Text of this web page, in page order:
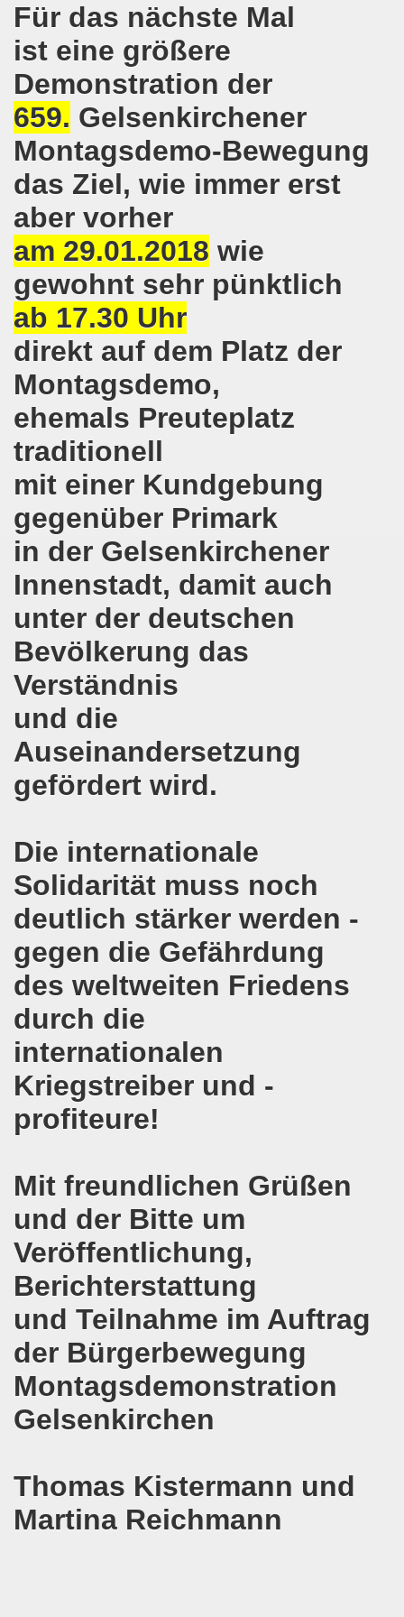
Für das nächste Mal
ist eine größere
Demonstration der
659. Gelsenkirchener
Montagsdemo-Bewegung
das Ziel, wie immer erst
aber vorher
am 29.01.2018 wie
gewohnt sehr pünktlich
ab 17.30 Uhr
direkt auf dem Platz der
Montagsdemo,
ehemals Preuteplatz
traditionell
mit einer Kundgebung
gegenüber Primark
in der Gelsenkirchener
Innenstadt, damit auch
unter der deutschen
Bevölkerung das
Verständnis
und die
Auseinandersetzung
gefördert wird.
Die internationale
Solidarität muss noch
deutlich stärker werden -
gegen die Gefährdung
des weltweiten Friedens
durch die
internationalen
Kriegstreiber und -
profiteure!
Mit freundlichen Grüßen
und der Bitte um
Veröffentlichung,
Berichterstattung
und Teilnahme im Auftrag
der Bürgerbewegung
Montagsdemonstration
Gelsenkirchen
Thomas Kistermann und
Martina Reichmann
Bewegung demonstriert und protestiert weiterhin
Bewegung in Gelsenkirchen: unübersehbares
Sofortiger Stopp der Bombardierungen von Aleppo!
Bewegung ruft zusammen mit der Flüchtlingsinitiative
Herbstdemonstration in Berlin
Teilnehmer, 15 Städte, Menschen aus mindestens 9
Bewegung am 19.09.2016 in Gelsenkirchen aktiv gegen
Bewegung im Zeichen "Aktiv gegen Kinderarmut!"
und Flüchtlinge rufen auf zur großen
Montagsdemo-Bewegung
Bewegung gedenkt Friedel Metzlaff
alternativlos
594. Gelsenkirchener Montagsdemo-Bewegung
zur 13. Herbstdemonstration! Werdet selbst
Bewegung steht im Zeichen der Vorbereitung des
Zukunftsprojekt Gelsenkirchener Montagsdemo-
erneut im Zeichen von
im Zeichen von länderübergreifendem
Bewegung mit breitem Spektrum der Themen
die Menschenrechte! Das Gelsenkirchener
des Sommercamps der Stadt Gelsenkirchen ist
Bewegung diskutiert über Brexit und Zuschüsse für die
Bewegung feiert erfolgreiches Grup Yorum-Konzert
Bewegung fand genau zur richtigen Zeit statt - in
sollen selbst entscheiden können - Zuschüsse für
Bewegung: Protest gegen geplante Verschärfungen
- Gelsenkirchener Montagsdemo-Bewegung
Frankreich und herzliche Einladung zu unserer
protestiert - weg mit den Verschärfungen von
Bewegung feiert Erfolg der Solidarität mit der Familie
geplanten Verschärfungen bei Hartz IV müssen
diskutiert über den 01. Mai 2016 in Zeichen
unterstützt das Rebellische Musikfestival und
am 09.04.2016 in Kassel
Montagsdemo-Bewegung ist gefestigt und auf dem